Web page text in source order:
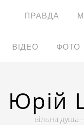
ПРАВДА
ВІДЕО ФОТО
Юрій
вільна душа –